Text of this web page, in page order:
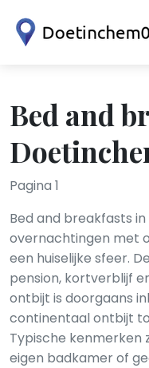
Bed and
Pagina 1
Bed and breakfasts
overnachtingen met
een huiselijke sfeer.
pension, kortverblijf
ontbijt is doorgaans
continentaal ontbijt
Typische kenmerken
eigen badkamer of